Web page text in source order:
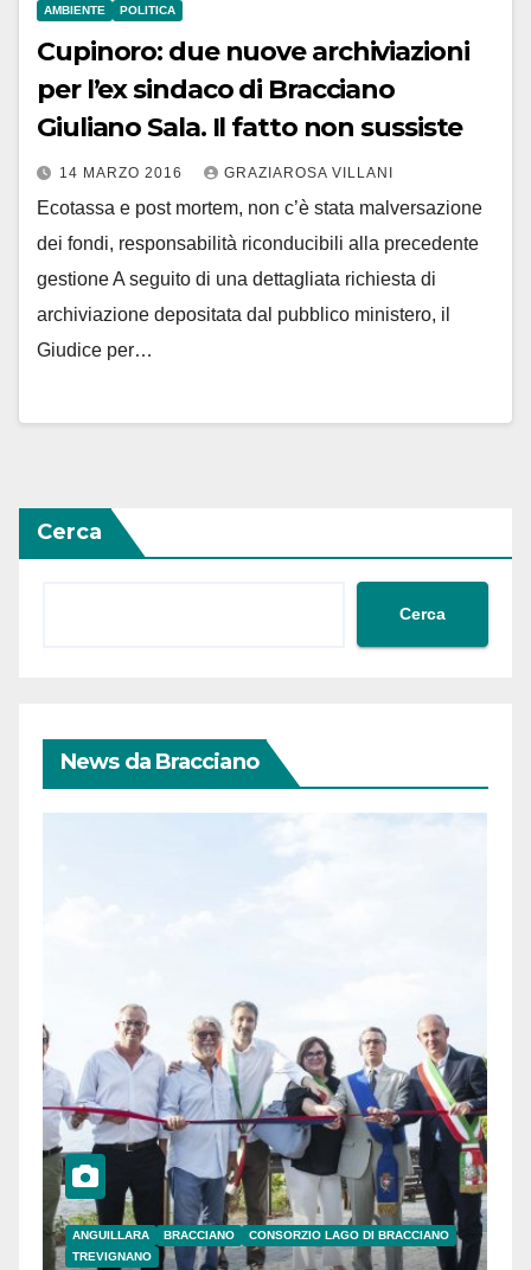
AMBIENTE POLITICA
Cupinoro: due nuove archiviazioni
per l’ex sindaco di Bracciano
Giuliano Sala. Il fatto non sussiste
14 MARZO 2016 GRAZIAROSA VILLANI
Ecotassa e post mortem, non c’è stata malversazione
dei fondi, responsabilità riconducibili alla precedente
gestione A seguito di una dettagliata richiesta di
archiviazione depositata dal pubblico ministero, il
Giudice per…
Cerca
Cerca
News da Bracciano
ANGUILLARA BRACCIANO
CONSORZIO LAGO DI BRACCIANO
TREVIGNANO